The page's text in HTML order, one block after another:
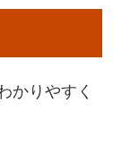
かりやすく